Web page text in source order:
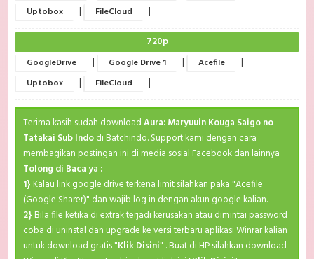
Uptobox | FileCloud |
720p
GoogleDrive | Google Drive 1 | Acefile |
Uptobox | FileCloud |
Terima kasih sudah downloadAura: Maryuuin Kouga Saigo no
Tatakai Sub Indodi Batchindo. Support kami dengan cara
membagikan postingan ini di media sosial Facebook dan lainnya
Tolong di Baca ya :
1} Kalau link google drive terkena limit silahkan paka "Acefile
(Google Sharer)" dan wajib log in dengan akun google kalian.
2} Bila file ketika di extrak terjadi kerusakan atau dimintai password
coba di uninstal dan upgrade ke versi terbaru aplikasi Winrar kalian
untuk download gratis "Klik Disini" . Buat di HP silahkan download